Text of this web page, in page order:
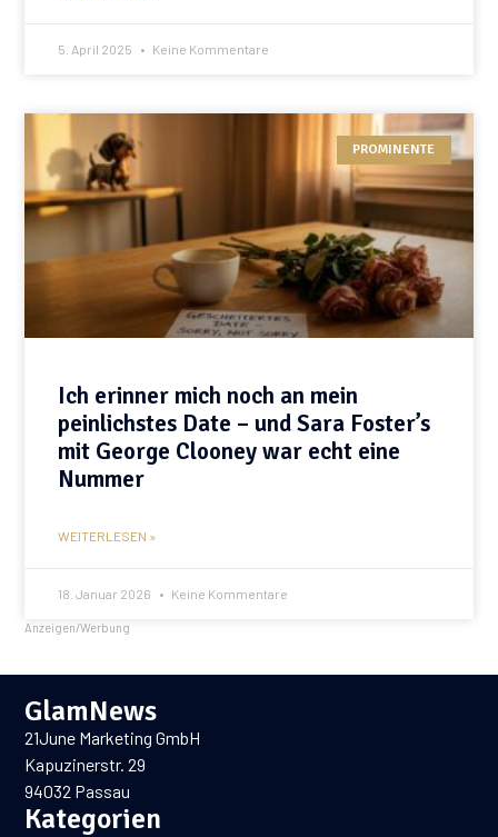
5. April 2025 Keine Kommentare
PROMINENTE
Ich erinner mich noch an mein
peinlichstes Date – und Sara Foster’s
mit George Clooney war echt eine
Nummer
WEITERLESEN »
18. Januar 2026 Keine Kommentare
Anzeigen/Werbung
GlamNews
21June Marketing GmbH
Kapuzinerstr. 29
94032 Passau
Kategorien